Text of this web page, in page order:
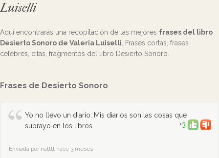
Luiselli
Aquí encontrarás una recopilación de las mejores frases del libro
Desierto Sonoro de Valeria Luiselli . Frases cortas, frases
célebres, citas, fragmentos del libro Desierto Sonoro.
Frases de Desierto Sonoro
Yo no llevo un diario. Mis diarios son las cosas que
subrayo en los libros.
+3
Enviada por natttt hace 3 meses